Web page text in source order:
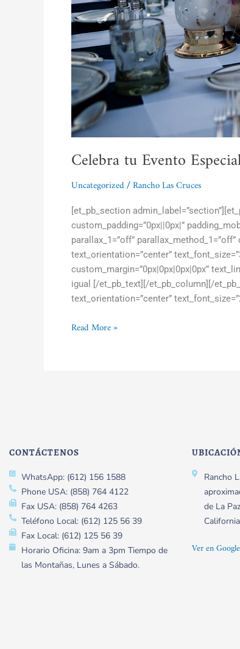
Celebra tu Evento
Uncategorized / Rancho Las Cruces
[et_pb_section
custom_padding=”0px||0px|”
parallax_1=”off”
text_orientation=”center”
custom_margin=”0px|0px|0px|0px”
igual [/et_pb_text][/et_pb_column][/
text_orientation=”center”
Read More »
CONTÁCTENOS
WhatsApp: (612) 156 1588
Phone USA: (858) 764 4122
Fax USA: (858) 764 4263
Teléfono Local: (612) 125 56 39
Fax Local: (612) 125 56 39
Horario Oficina: 9am a 3pm Tiempo de
las Montañas, Lunes a Sábado.
Rancho
de La
Ver en